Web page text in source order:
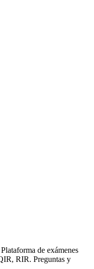
Plataforma de exámenes
RIR. Preguntas y